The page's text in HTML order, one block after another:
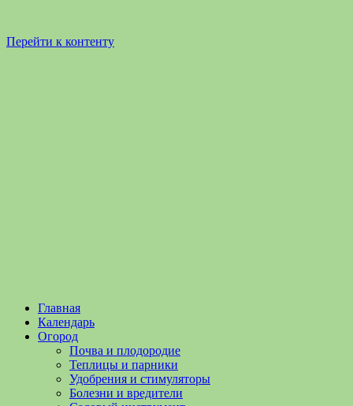
Перейти к контенту
Садоводство
Огородничество
Садоводство
огородничество
полезные
Главная
Календарь
Огород
Почва и плодородие
Теплицы и парники
Удобрения и стимуляторы
Болезни и вредители